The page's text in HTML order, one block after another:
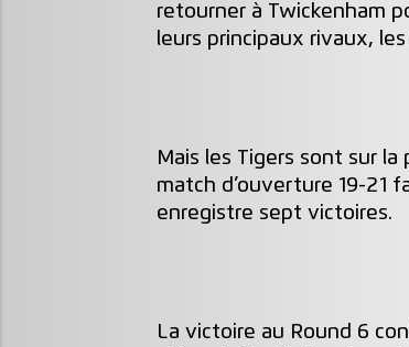
retourner à Twickenham
leurs principaux rivaux,
Mais les Tigers sont sur
match d’ouverture 19-21
enregistre sept victoires.
La victoire au Round 6